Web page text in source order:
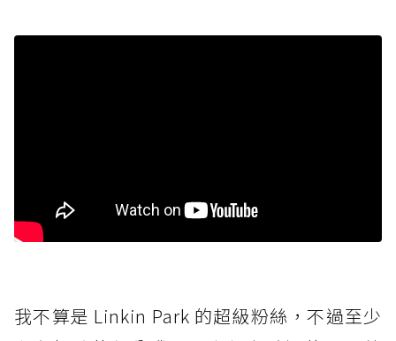
我不算是 Linkin Park 的超級粉絲，不過至少